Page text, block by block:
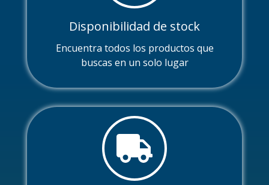
Disponibilidad de stock
Encuentra todos los productos que
buscas en un solo lugar